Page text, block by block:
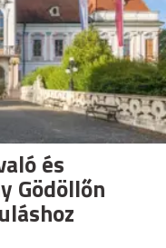
és
Gödöllőn